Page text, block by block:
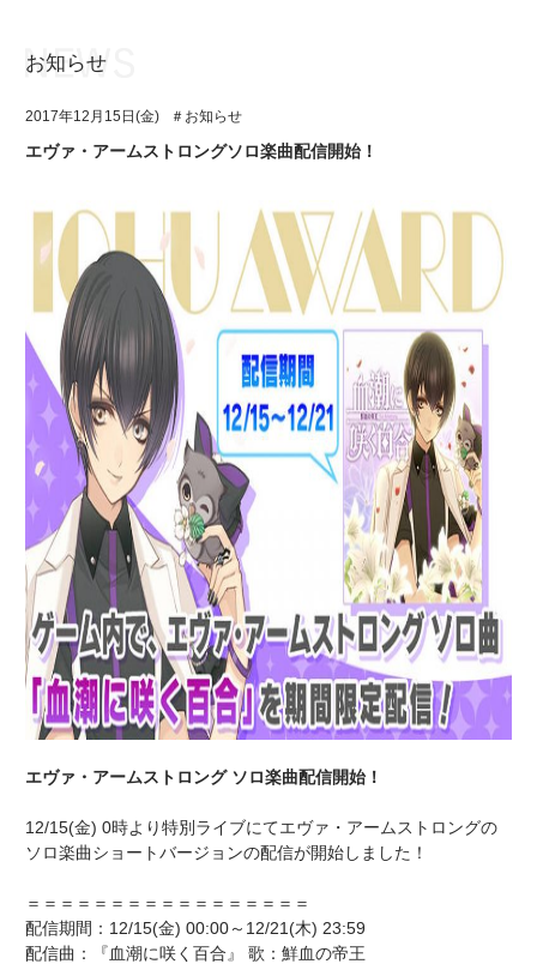
アプリゲーム
イベント・キャンペーン
ミュージック
グッズ・本
ギャラリー
ユニット&キャラクター
アプリゲーム
イベント・キャンペーン
ミュージック
グッズ・本
ギャラリー
お知らせ
2017年12月15日(金) ＃お知らせ
エヴァ・アームストロングソロ楽曲配信開始！
エヴァ・アームストロング ソロ楽曲配信開始！
12/15(金) 0時より特別ライブにてエヴァ・アームストロングの
ソロ楽曲ショートバージョンの配信が開始しました！
＝＝＝＝＝＝＝＝＝＝＝＝＝＝＝＝＝
配信期間：12/15(金) 00:00～12/21(木) 23:59
配信曲：『血潮に咲く百合』 歌：鮮血の帝王